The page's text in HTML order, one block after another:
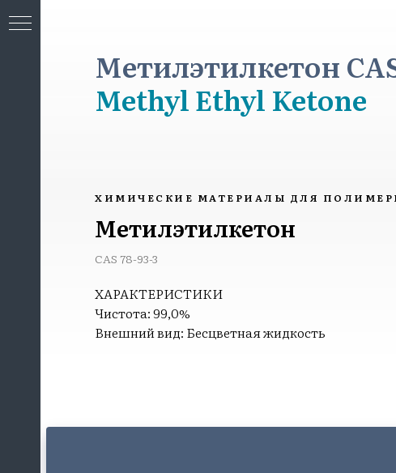
Метилэтилкетон
Methyl Ethyl Ketone
ХИМИЧЕСКИЕ МАТЕРИАЛЫ ДЛЯ
Метилэтилкетон
CAS 78-93-3
ХАРАКТЕРИСТИКИ
Чистота: 99,0%
Внешний вид: Бесцветная жидкость